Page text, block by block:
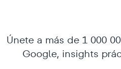
Únete a más de 1 000
Google, insights